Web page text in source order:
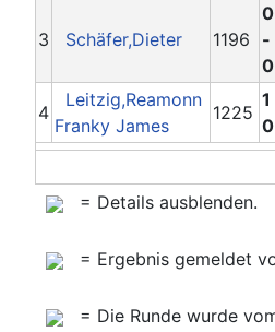
3 Schäfer,Dieter 1196
-
4
Leitzig,Reamonn
Franky James
1225
0
= Details ausblenden.
= Ergebnis gemeldet
= Die Runde wurde